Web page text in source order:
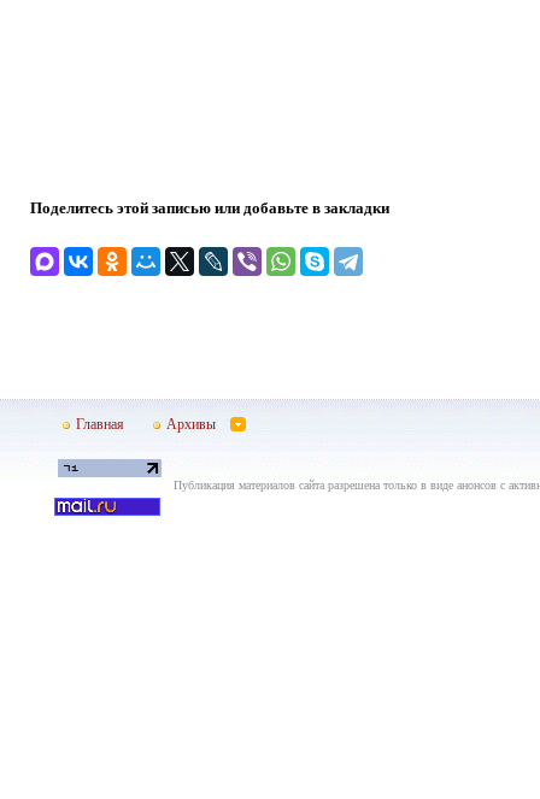
Поделитесь этой записью или добавьте в закладки
Главная Архивы
Публикация материалов сайта разрешена только в виде анонсов с